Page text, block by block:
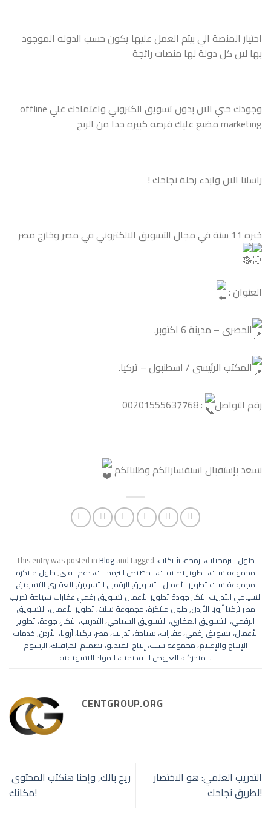
اختيار المنصة الي بيتم العمل عليها يكون حسب الدوله الموجود
بها لان كل دولة لها منصات رائجة
وجودك حتي الان بدون تسويق الكتروني واعتمادك علي offline
marketing مضيع عليك فرصه كبيره جدا من الربح
راسلنا الان وابدء رحلة نجاحك !
خبره 11 سنة في مجال التسويق الالكتروني في مصر وخارج مصر
العنوان : ‎
الحصري – مدينة 6 اكتوبر.
المكتب الرئيسى / اسطنبول – تركيا.
رقم التواصل : 00201555637768
نسعد بإستقبال استفساراتكم وطلباتكم
This entry was posted in Blogand taggedحلول البرمجيات، برمجة، شبكات،
مجموعة سنت، تطوير تطبيقات، تخصيص البرمجيات، دعم تقني,حلول مبتكرة
مجموعة سنت تطوير الأعمال التسويق الرقمي التسويق العقاري التسويق
السياحي التدريب ابتكار جودة تطوير الأعمال تسويق رقمي عقارات سياحة تدريب
مصر تركيا أروبا الأردن,حلول مبتكرة، مجموعة سنت، تطوير الأعمال، التسويق
الرقمي، التسويق العقاري، التسويق السياحي، التدريب، ابتكار، جودة، تطوير
الأعمال، تسويق رقمي، عقارات، سياحة، تدريب، مصر، تركيا، أروبا، الأردن,خدمات
الإنتاج والإعلام، مجموعة سنت، إنتاج الفيديو، تصميم الجرافيك، الرسوم
المتحركة، العروض التقديمية، المواد التسويقية.
CENTGROUP.ORG
مكانك!
التدريب العلمي: هو الاختصار
لطريق نجاحك!